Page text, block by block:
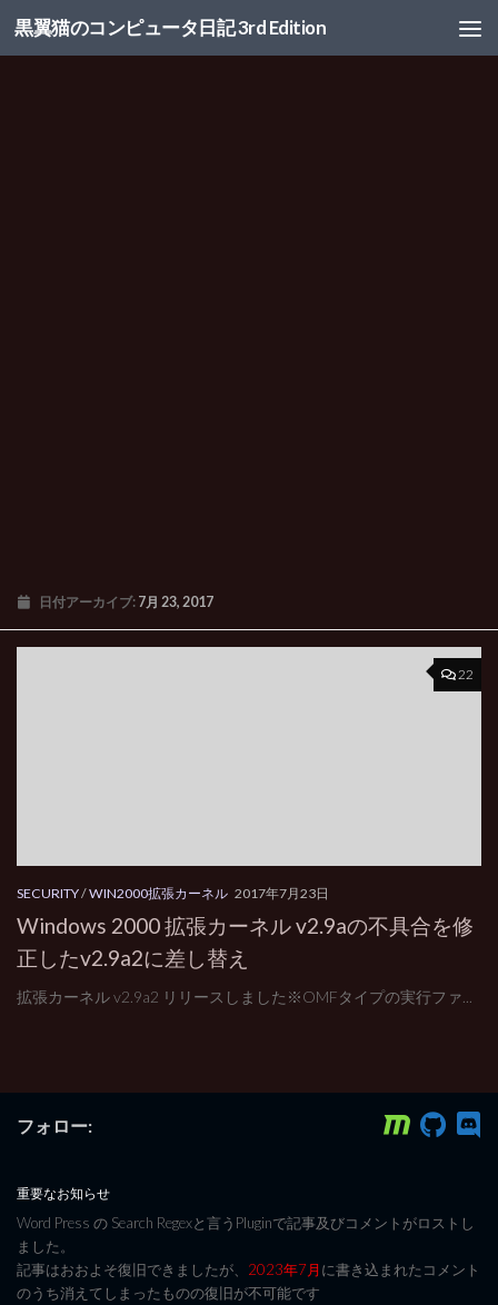
コンテンツへスキップ
黒翼猫のコンピュータ日記 3rd Edition
日付アーカイブ: 7月 23, 2017
22
SECURITY/WIN2000拡張カーネル 2017年7月23日
Windows 2000 拡張カーネル v2.9aの不具合を修
正したv2.9a2に差し替え
拡張カーネル v2.9a2 リリースしました※OMFタイプの実行ファ...
フォロー:
重要なお知らせ
Word Press の Search Regexと言うPluginで記事及びコメントがロストし
ました。
記事はおおよそ復旧できましたが、 2023年7月に書き込まれたコメント
のうち消えてしまったものの復旧が不可能です